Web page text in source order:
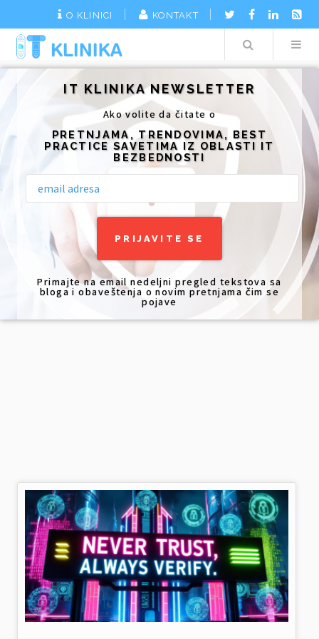
O KLINICI KONTAKT
Search
IT KLINIKA NEWSLETTER
Ako volite da čitate o
PRETNJAMA, TRENDOVIMA, BEST
PRACTICE SAVETIMA IZ OBLASTI IT
BEZBEDNOSTI
Primajte na email nedeljni pregled tekstova sa
bloga i obaveštenja o novim pretnjama čim se
pojave